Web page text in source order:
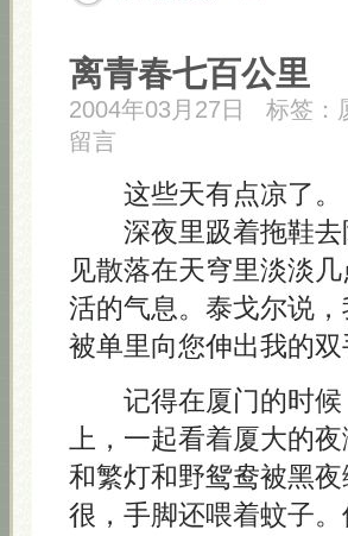
离青春七百公里
2004年03月27日 标签：
留言
这些天有点凉了。
深夜里趿着拖鞋去
见散落在天穹里淡淡
活的气息。泰戈尔说
被单里向您伸出我的双
记得在厦门的时候
上，一起看着厦大的
和繁灯和野鸳鸯被黑
很，手脚还喂着蚊子